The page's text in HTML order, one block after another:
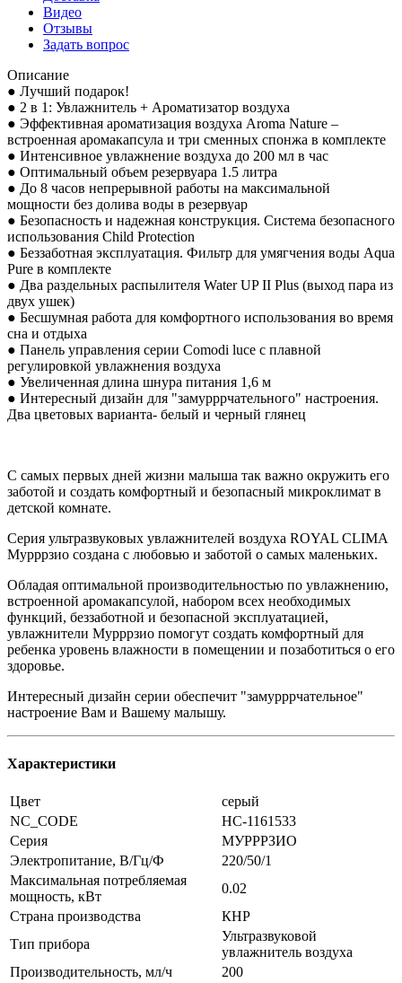
Видео
Отзывы
Задать вопрос
Описание
● Лучший подарок!
● 2 в 1: Увлажнитель + Ароматизатор воздуха
● Эффективная ароматизация воздуха Aroma Nature –
встроенная аромакапсула и три сменных спонжа в комплекте
● Интенсивное увлажнение воздуха до 200 мл в час
● Оптимальный объем резервуара 1.5 литра
● До 8 часов непрерывной работы на максимальной
мощности без долива воды в резервуар
● Безопасность и надежная конструкция. Система безопасного
использования Child Protection
● Беззаботная эксплуатация. Фильтр для умягчения воды Aqua
Pure в комплекте
● Два раздельных распылителя Water UP II Plus (выход пара из
двух ушек)
● Бесшумная работа для комфортного использования во время
сна и отдыха
● Панель управления серии Comodi luce с плавной
регулировкой увлажнения воздуха
● Увеличенная длина шнура питания 1,6 м
● Интересный дизайн для "замурррчательного" настроения.
Два цветовых варианта- белый и черный глянец
С самых первых дней жизни малыша так важно окружить его
заботой и создать комфортный и безопасный микроклимат в
детской комнате.
Серия ультразвуковых увлажнителей воздуха ROYAL CLIMA
Мурррзио создана с любовью и заботой о самых маленьких.
Обладая оптимальной производительностью по увлажнению,
встроенной аромакапсулой, набором всех необходимых
функций, беззаботной и безопасной эксплуатацией,
увлажнители Мурррзио помогут создать комфортный для
ребенка уровень влажности в помещении и позаботиться о его
здоровье.
Интересный дизайн серии обеспечит "замурррчательное"
настроение Вам и Вашему малышу.
Характеристики
Цвет
серый
NC_CODE
НС-1161533
Серия
МУРРРЗИО
Электропитание, В/Гц/Ф
220/50/1
Максимальная потребляемая
мощность, кВт
0.02
Страна производства
КНР
Тип прибора
Ультразвуковой
увлажнитель воздуха
Производительность, мл/ч
200